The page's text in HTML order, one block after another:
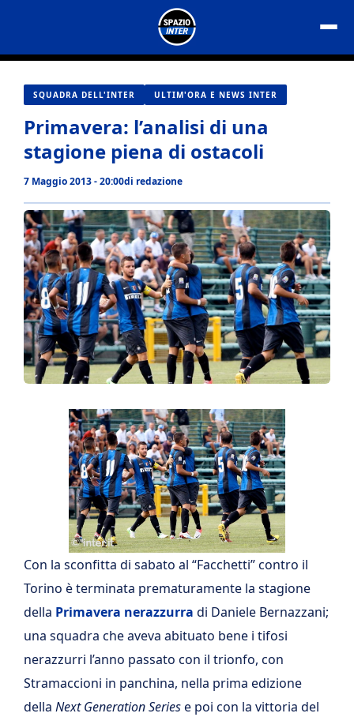
contenuto
SQUADRA DELL'INTER ULTIM'ORA E NEWS INTER
Primavera: l’analisi di una
stagione piena di ostacoli
7 Maggio 2013 - 20:00di redazione
Con la sconfitta di sabato al “Facchetti” contro il
Torino è terminata prematuramente la stagione
della Primavera nerazzurra di Daniele Bernazzani;
una squadra che aveva abituato bene i tifosi
nerazzurri l’anno passato con il trionfo, con
Stramaccioni in panchina, nella prima edizione
della Next Generation Seriese poi con la vittoria del